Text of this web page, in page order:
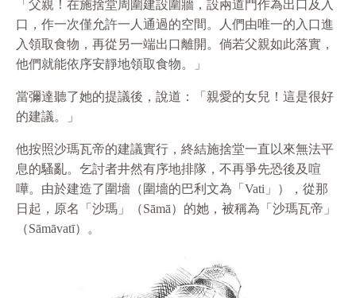
「父親！在施捨堂周圍建設圍牆，設兩道門作為出口及入
口，作一次僅允許一人通過的空間。人們由唯一的入口進
入領取食物，再從另一端出口離開。倘若父親如此落實，
他們就能依序安靜地領取食物。」
當彌達聽了她的提議後，說道：「親愛的女兒！這是很好
的建議。」
他按照沙瑪瓦帝的建議實行，終結施捨堂一直以來無法平
息的騷亂。乞討者井然有序地排隊，不再爭先恐後及喧
嘩。由於建造了圍墻（圍墻的巴利文為「Vati」），從那
日起，原名「沙瑪」（Sāmā）的她，被稱為「沙瑪瓦帝」
（Sāmāvatī）。